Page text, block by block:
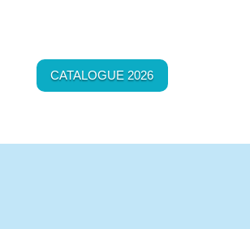
CATALOGUE 2026